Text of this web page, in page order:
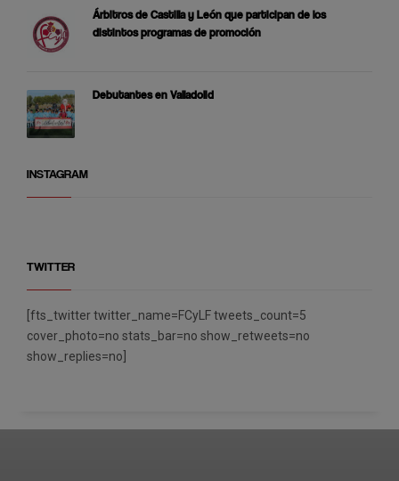
Árbitros de Castilla y León que participan de los
distintos programas de promoción
Debutantes en Valladolid
INSTAGRAM
TWITTER
[fts_twitter twitter_name=FCyLF tweets_count=5
cover_photo=no stats_bar=no show_retweets=no
show_replies=no]